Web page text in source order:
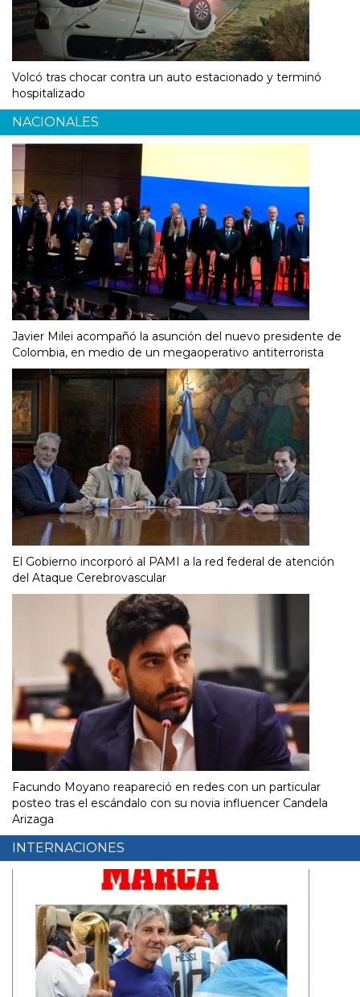
Volcó tras chocar contra un auto estacionado y terminó
hospitalizado
NACIONALES
Javier Milei acompañó la asunción del nuevo presidente de
Colombia, en medio de un megaoperativo antiterrorista
El Gobierno incorporó al PAMI a la red federal de atención
del Ataque Cerebrovascular
Facundo Moyano reapareció en redes con un particular
posteo tras el escándalo con su novia influencer Candela
Arizaga
INTERNACIONES